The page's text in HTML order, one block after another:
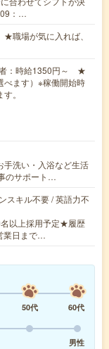
：…
場が気に入れば、
：時給1350円～ ★
べます）※稼働開始時
。
洗い・入浴など生活
のサポート…
スキル不要 / 英語力不
以上採用予定★履歴
業日まで…
50代
60代
男性